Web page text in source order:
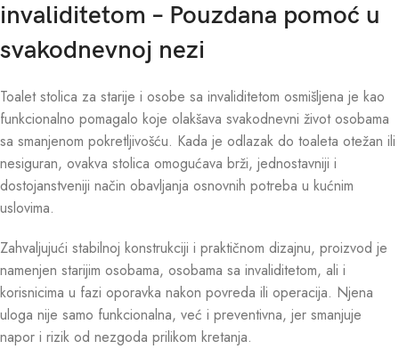
invaliditetom – Pouzdana pomoć u
svakodnevnoj nezi
Toalet stolica za starije i osobe sa invaliditetom osmišljena je kao
funkcionalno pomagalo koje olakšava svakodnevni život osobama
sa smanjenom pokretljivošću. Kada je odlazak do toaleta otežan ili
nesiguran, ovakva stolica omogućava brži, jednostavniji i
dostojanstveniji način obavljanja osnovnih potreba u kućnim
uslovima.
Zahvaljujući stabilnoj konstrukciji i praktičnom dizajnu, proizvod je
namenjen starijim osobama, osobama sa invaliditetom, ali i
korisnicima u fazi oporavka nakon povreda ili operacija. Njena
uloga nije samo funkcionalna, već i preventivna, jer smanjuje
napor i rizik od nezgoda prilikom kretanja.